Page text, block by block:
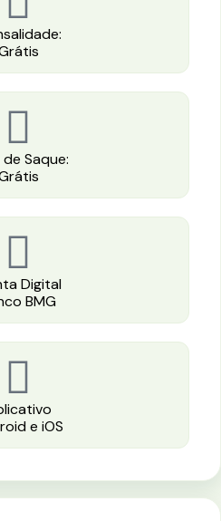
de Saque:
Digital
BMG
e iOS